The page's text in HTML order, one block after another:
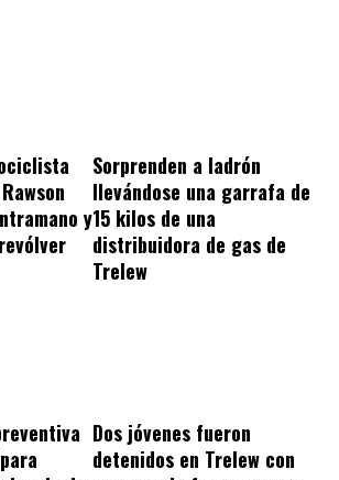
y
Sorprenden a ladrón
llevándose una garrafa de
15 kilos de una
distribuidora de gas de
Trelew
Dos jóvenes fueron
detenidos en Trelew con